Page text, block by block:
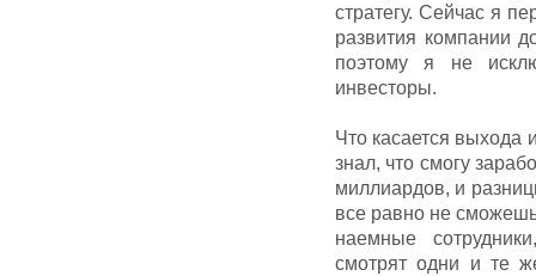
стратегу. Сейчас я
развития компании
поэтому я не
инвесторы.
Что касается выхода
знал, что смогу
миллиардов, и
все равно не
наемные
смотрят одни и те